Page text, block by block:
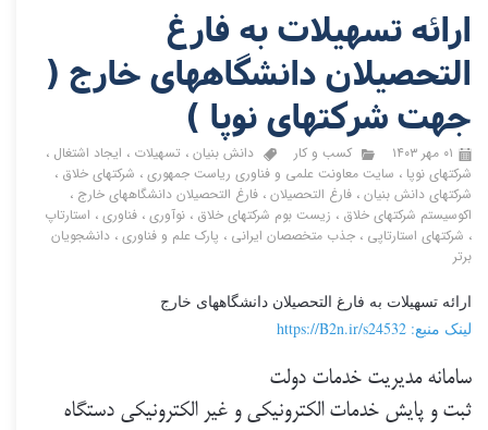
ارائه تسهیلات به فارغ
التحصیلان دانشگاههای خارج (
جهت شرکتهای نوپا )
۰۱ مهر ۱۴۰۳ کسب و کار دانش بنیان ، تسهیلات ، ایجاد اشتغال ،
شرکتهای نوپا ، سایت معاونت علمی و فناوری ریاست جمهوری ، شرکتهای خلاق ،
شرکتهای دانش بنیان ، فارغ التحصیلان ، فارغ التحصیلان دانشگاههای خارج ،
اکوسیستم شرکتهای خلاق ، زیست بوم شرکتهای خلاق ، نوآوری ، فناوری ، استارتاپ
، شرکتهای استارتاپی ، جذب متخصصان ایرانی ، پارک علم و فناوری ، دانشجویان
برتر
ارائه تسهیلات به فارغ التحصیلان دانشگاههای خارج
لینک منبع: https://B2n.ir/s24532
سامانه مدیریت خدمات دولت
ثبت و پایش خدمات الکترونیکی و غیر الکترونیکی دستگاه